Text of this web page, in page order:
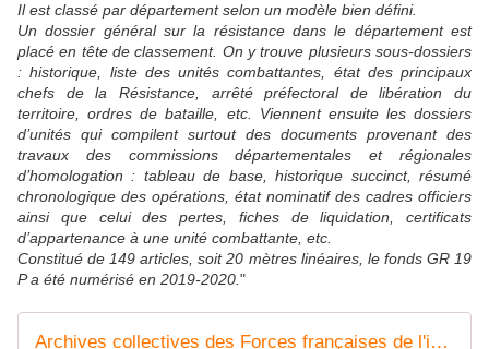
Il est classé par département selon un modèle bien défini.
Un dossier général sur la résistance dans le département est
placé en tête de classement. On y trouve plusieurs sous-dossiers
: historique, liste des unités combattantes, état des principaux
chefs de la Résistance, arrêté préfectoral de libération du
territoire, ordres de bataille, etc. Viennent ensuite les dossiers
d’unités qui compilent surtout des documents provenant des
travaux des commissions départementales et régionales
d’homologation : tableau de base, historique succinct, résumé
chronologique des opérations, état nominatif des cadres officiers
ainsi que celui des pertes, fiches de liquidation, certificats
d’appartenance à une unité combattante, etc.
Constitué de 149 articles, soit 20 mètres linéaires, le fonds GR 19
P a été numérisé en 2019-2020. "
Archives collectives des Forces françaises de l'intérieur